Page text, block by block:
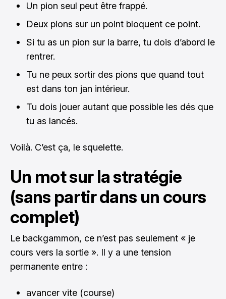
Un pion seul peut être frappé.
Deux pions sur un point bloquent ce point.
Si tu as un pion sur la barre, tu dois d’abord le
rentrer.
Tu ne peux sortir des pions que quand tout
est dans ton jan intérieur.
Tu dois jouer autant que possible les dés que
tu as lancés.
Voilà. C’est ça, le squelette.
Un mot sur la stratégie
(sans partir dans un cours
complet)
Le backgammon, ce n’est pas seulement « je
cours vers la sortie ». Il y a une tension
permanente entre :
avancer vite (course)